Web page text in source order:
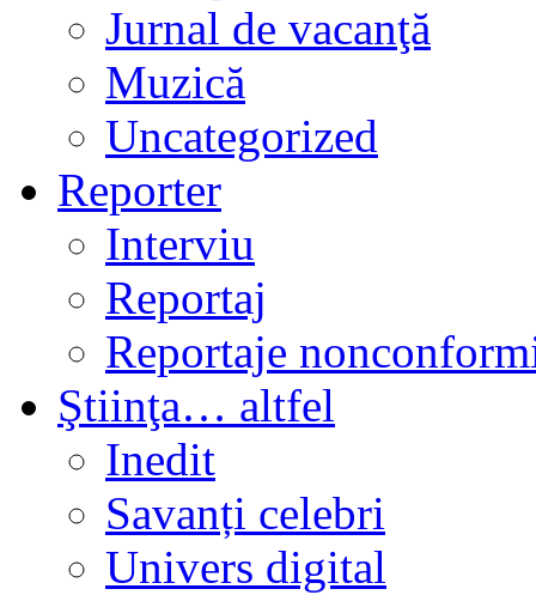
Jurnal de vacanţă
Muzică
Uncategorized
Reporter
Interviu
Reportaj
Reportaje
Ştiinţa… altfel
Inedit
Savanți celebri
Univers digital